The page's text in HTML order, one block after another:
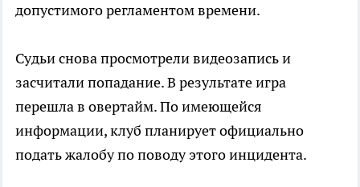
допустимого регламентом времени.
Судьи снова просмотрели видеозапись и
засчитали попадание. В результате игра
перешла в овертайм. По имеющейся
информации, клуб планирует официально
подать жалобу по поводу этого инцидента.